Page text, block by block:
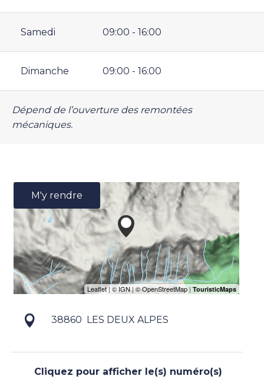
Samedi 09:00 - 16:00
Dimanche 09:00 - 16:00
Dépend de l’ouverture des remontées
mécaniques.
M'y rendre
38860 LES DEUX ALPES
Cliquez pour afficher le(s) numéro(s)